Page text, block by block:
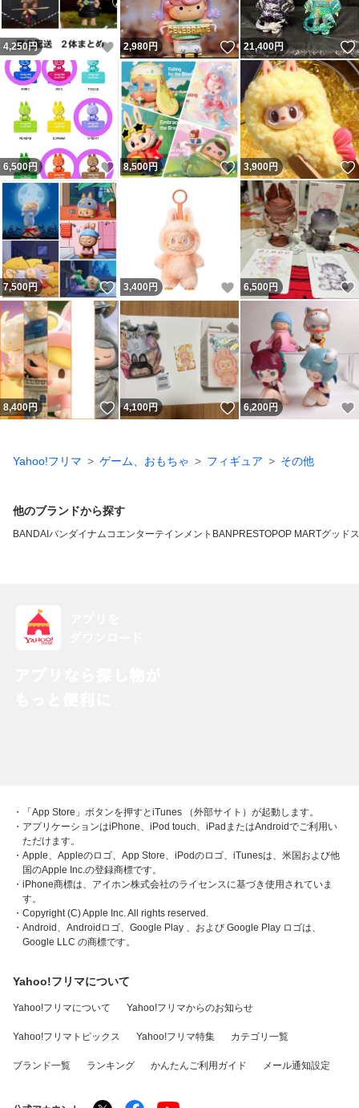
4,250円 いいね！
2,980円 いいね！
21,400円
6,500円 いいね！
8,500円 いいね！
3,900円
7,500円 いいね！
3,400 円 いいね！
6,500円
8,400円 いいね！
4,100円 いいね！
6,200円
Yahoo!フリマ ゲーム、おもちゃ フィギュア その他
他のブランドから探す
BANDAI バンダイナムコエンターテインメント BANPRESTOPOP MARTグッド
・「App Store」ボタンを押すとiTunes （外部サイト）が起動します。
・アプリケーションはiPhone、iPod touch、iPadまたはAndroidでご利用い
ただけます。
・Apple、Appleのロゴ、App Store、iPodのロゴ、iTunesは、米国および他
国のApple Inc.の登録商標です。
・iPhone商標は、アイホン株式会社のライセンスに基づき使用されていま
す。
・Copyright (C) Apple Inc. All rights reserved.
・Android、Androidロゴ、Google Play 、および Google Play ロゴは、
Google LLC の商標です。
Yahoo!フリマについて
Yahoo!フリマについて Yahoo!フリマからのお知らせ
Yahoo!フリマトピックス Yahoo!フリマ特集 カテゴリ一覧
ブランド一覧 ランキング かんたんご利用ガイド メール通知設定